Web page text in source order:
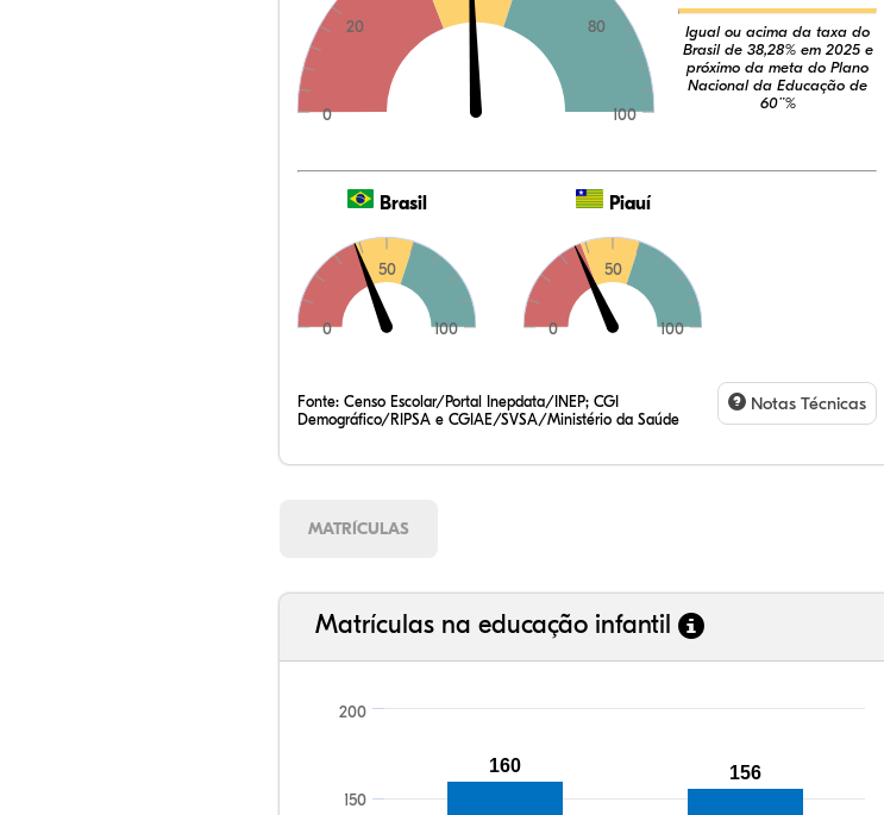
0
20 80
100
Igual ou acima da taxa do
Brasil de 38,28% em 2025 e
próximo da meta do Plano
Nacional da Educação de
60¨%
Brasil
0
50
100
Piauí
0
50
100
Fonte: Censo Escolar/Portal Inepdata/INEP; CGI
Demográfico/RIPSA e CGIAE/SVSA/Ministério da Saúde
Notas Técnicas
MATRÍCULAS
Matrículas na educação infantil
150
200
160 156